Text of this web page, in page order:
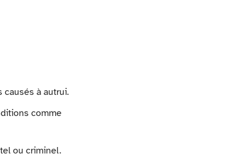
causés à autrui.
comme
ou criminel.